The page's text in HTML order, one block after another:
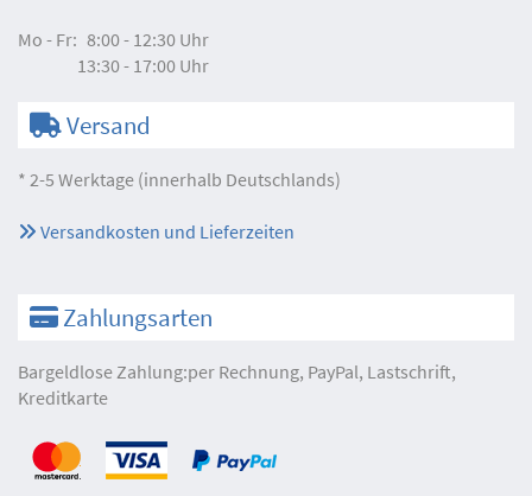
Mo - Fr: 8:00 - 12:30 Uhr
13:30 - 17:00 Uhr
Versand
* 2-5 Werktage (innerhalb Deutschlands)
Versandkosten und Lieferzeiten
Zahlungsarten
Bargeldlose Zahlung:per Rechnung, PayPal, Lastschrift,
Kreditkarte